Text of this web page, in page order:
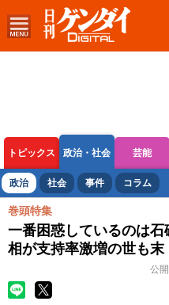
トピックス 政治・社会 芸能
ボートレース 競輪 オートレー
政治 社会 事件 コラム
巻頭特集
一番困惑しているのは
相が支持率激増の世も末
公開